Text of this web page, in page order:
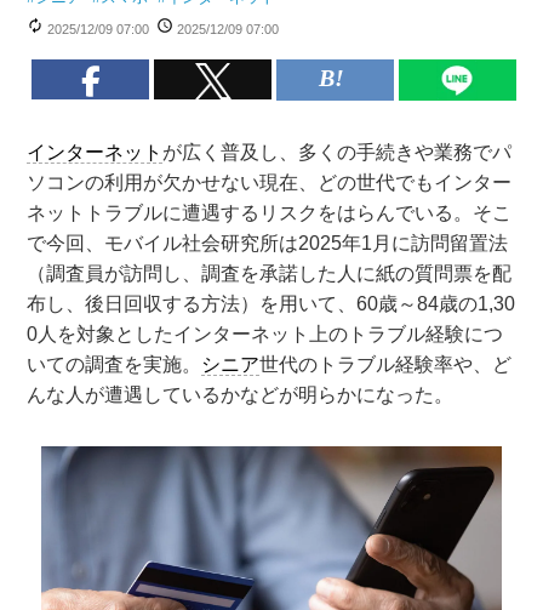
2025/12/09 07:00 2025/12/09 07:00
インターネット が広く普及し、多くの手続きや業務でパ
ソコンの利用が欠かせない現在、どの世代でもインター
ネットトラブルに遭遇するリスクをはらんでいる。そこ
で今回、モバイル社会研究所は2025年1月に訪問留置法
（調査員が訪問し、調査を承諾した人に紙の質問票を配
布し、後日回収する方法）を用いて、60歳～84歳の1,30
0人を対象としたインターネット上のトラブル経験につ
いての調査を実施。 シニア世代のトラブル経験率や、ど
んな人が遭遇しているかなどが明らかになった。